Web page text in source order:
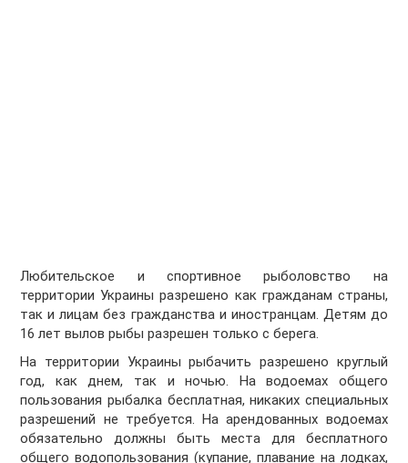
Любительское и спортивное рыболовство на
территории Украины разрешено как гражданам страны,
так и лицам без гражданства и иностранцам. Детям до
16 лет вылов рыбы разрешен только с берега.
На территории Украины рыбачить разрешено круглый
год, как днем, так и ночью. На водоемах общего
пользования рыбалка бесплатная, никаких специальных
разрешений не требуется. На арендованных водоемах
обязательно должны быть места для бесплатного
общего водопользования (купание, плавание на лодках,